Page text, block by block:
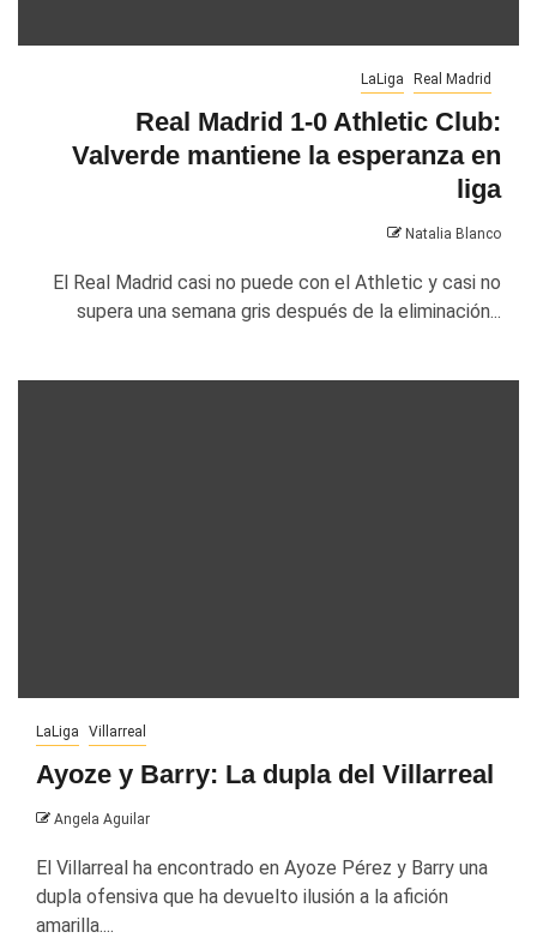
LaLiga Real Madrid
Real Madrid 1-0 Athletic Club:
Valverde mantiene la esperanza en
liga
Natalia Blanco
El Real Madrid casi no puede con el Athletic y casi no
supera una semana gris después de la eliminación...
LaLiga Villarreal
Ayoze y Barry: La dupla del Villarreal
Angela Aguilar
El Villarreal ha encontrado en Ayoze Pérez y Barry una
dupla ofensiva que ha devuelto ilusión a la afición
amarilla....